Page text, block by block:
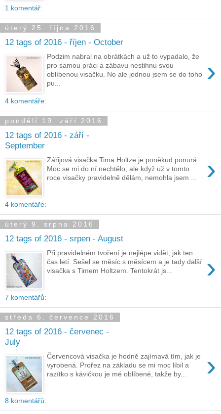
1 komentář:
úterý 25. října 2016
12 tags of 2016 - říjen - October
›
Podzim nabral na obrátkách a už to vypadalo, že
pro samou práci a zábavu nestihnu svou
oblíbenou visačku. No ale jednou jsem se do toho
pu...
4 komentáře:
pondělí 19. září 2016
12 tags of 2016 - září -
September
›
Zářijová visačka Tima Holtze je poněkud ponurá.
Moc se mi do ní nechtělo, ale když už v tomto
roce visačky pravidelně dělám, nemohla jsem ...
4 komentáře:
úterý 9. srpna 2016
12 tags of 2016 - srpen - August
›
Při pravidelném tvoření je nejlépe vidět, jak ten
čas letí. Sešel se měsíc s měsícem a je tady další
visačka s Timem Holtzem. Tentokrát js...
7 komentářů:
středa 6. července 2016
12 tags of 2016 - červenec -
July
›
Červencová visačka je hodně zajímavá tím, jak je
vyrobená. Prořez na základu se mi moc líbil a
razítko s kávičkou je mé oblíbené, takže by...
8 komentářů: